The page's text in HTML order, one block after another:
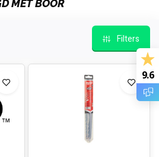
MET BOOR
Filters
9.6